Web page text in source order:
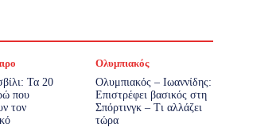
Τα 20
που
τον
Ολυμπιακός
Ολυμπιακός – Ιωαννίδης:
Επιστρέφει βασικός στη
Σπόρτινγκ – Τι αλλάζει
τώρα